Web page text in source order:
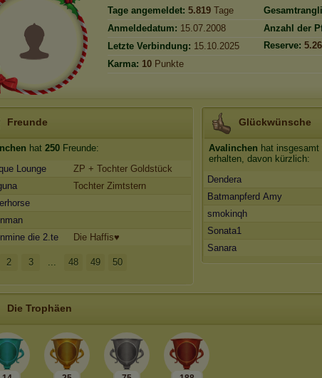
Tage angemeldet: 5.819 Tage
Anmeldedatum: 15.07.2008 Anzahl der
Letzte Verbindung: 15.10.2025 Reserve:
Karma: 10 Punkte
Freunde
hat 250 Freunde:
Lounge
ZP + Tochter Goldstück
Tochter Zimtstern
die 2.te
Die Haffis♥
2 3 ... 48 49 50
Glückwünsche
Avalinchen hat insgesamt
erhalten, davon kürzlich:
Dendera
Batmanpferd Amy
smokinqh
Sonata1
Sanara
Die Trophäen